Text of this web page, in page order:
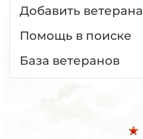
Добавить ветерана
Помощь в поиске
База ветеранов